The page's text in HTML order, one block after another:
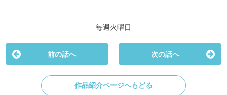
毎週火曜日
前の話へ 次の話へ
作品紹介ページへもどる